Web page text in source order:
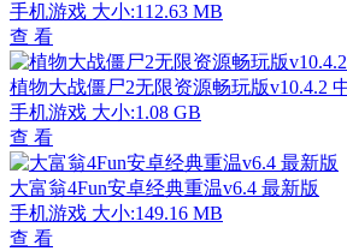
手机游戏 大小:112.63 MB
查 看
植物大战僵尸2无限资源畅玩版v10.4.2
手机游戏 大小:1.08 GB
查 看
大富翁4Fun安卓经典重温v6.4 最新版
手机游戏 大小:149.16 MB
查 看